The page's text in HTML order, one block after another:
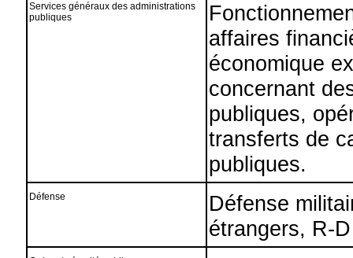
Services généraux des administrations
publiques
affaires
économique
concernant
publiques,
transferts de
publiques.
Défense
Défense
étrangers, R-